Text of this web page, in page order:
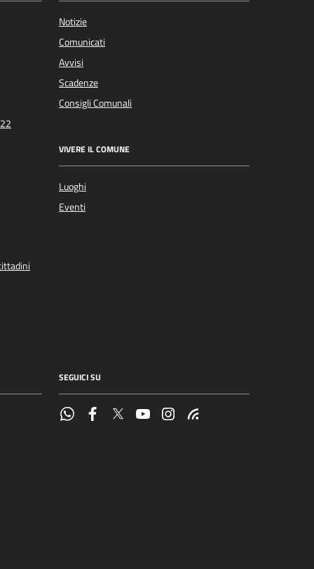
Notizie
Comunicati
Avvisi
Scadenze
Consigli Comunali
VIVERE IL COMUNE
Luoghi
Eventi
SEGUICI SU